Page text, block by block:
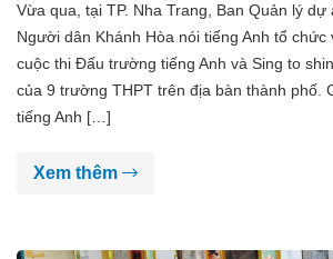
Vừa qua, tại TP. Nha Trang, Ban Quản lý
Người dân Khánh Hòa nói tiếng Anh tổ chức
cuộc thi Đấu trường tiếng Anh và Sing to
của 9 trường THPT trên địa bàn thành phố.
tiếng Anh […]
Xem thêm